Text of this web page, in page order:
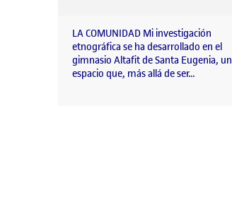
LA COMUNIDAD Mi investigación
etnográfica se ha desarrollado en el
gimnasio Altafit de Santa Eugenia, un
espacio que, más allá de ser…